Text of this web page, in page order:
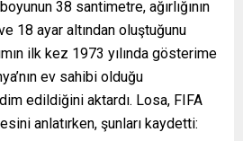
38 santimetre, ağırlığının
18 ayar altından oluştuğunu
ilk kez 1973 yılında gösterime
ev sahibi olduğu
edildiğini aktardı. Losa, FIFA
anlatırken, şunları kaydetti: